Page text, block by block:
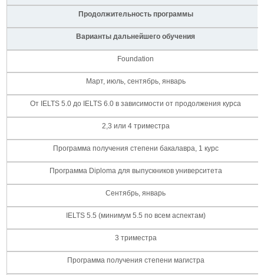
Продолжительность программы
Варианты дальнейшего обучения
Foundation
Март, июль, сентябрь, январь
От IELTS 5.0 до IELTS 6.0 в зависимости от продолжения курса
2,3 или 4 триместра
Программа получения степени бакалавра, 1 курс
Программа Diploma для выпускников университета
Сентябрь, январь
IELTS 5.5 (минимум 5.5 по всем аспектам)
3 триместра
Программа получения степени магистра